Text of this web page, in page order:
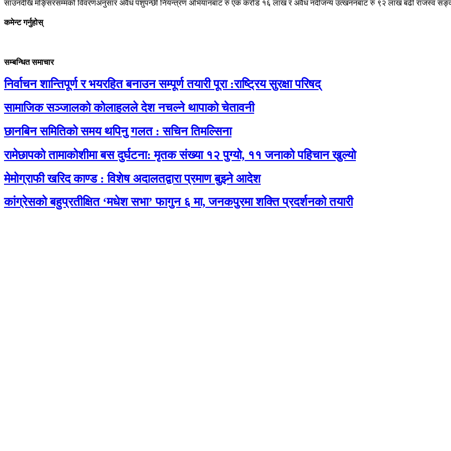
साउनदेखि मङ्सिरसम्मको विवरणअनुसार अवैध पशुपन्छी नियन्त्रण अभियानबाट रु एक करोड १६ लाख र अवैध नदीजन्य उत्खननबाट रु ९२ लाख बढी राजस्व
कमेन्ट गर्नुहोस्
सम्बन्धित समाचार
निर्वाचन शान्तिपूर्ण र भयरहित बनाउन सम्पूर्ण तयारी पूरा :राष्ट्रिय सुरक्षा परिषद्
सामाजिक सञ्जालको कोलाहलले देश नचल्ने थापाको चेतावनी
छानबिन समितिको समय थपिनु गलत : सचिन तिमल्सिना
रामेछापको तामाकोशीमा बस दुर्घटना: मृतक संख्या १२ पुग्यो, ११ जनाको पहिचान खुल्यो
मेमोग्राफी खरिद काण्ड : विशेष अदालतद्वारा प्रमाण बुझ्ने आदेश
कांग्रेसको बहुप्रतीक्षित ‘मधेश सभा’ फागुन ६ मा, जनकपुरमा शक्ति प्रदर्शनको तयारी